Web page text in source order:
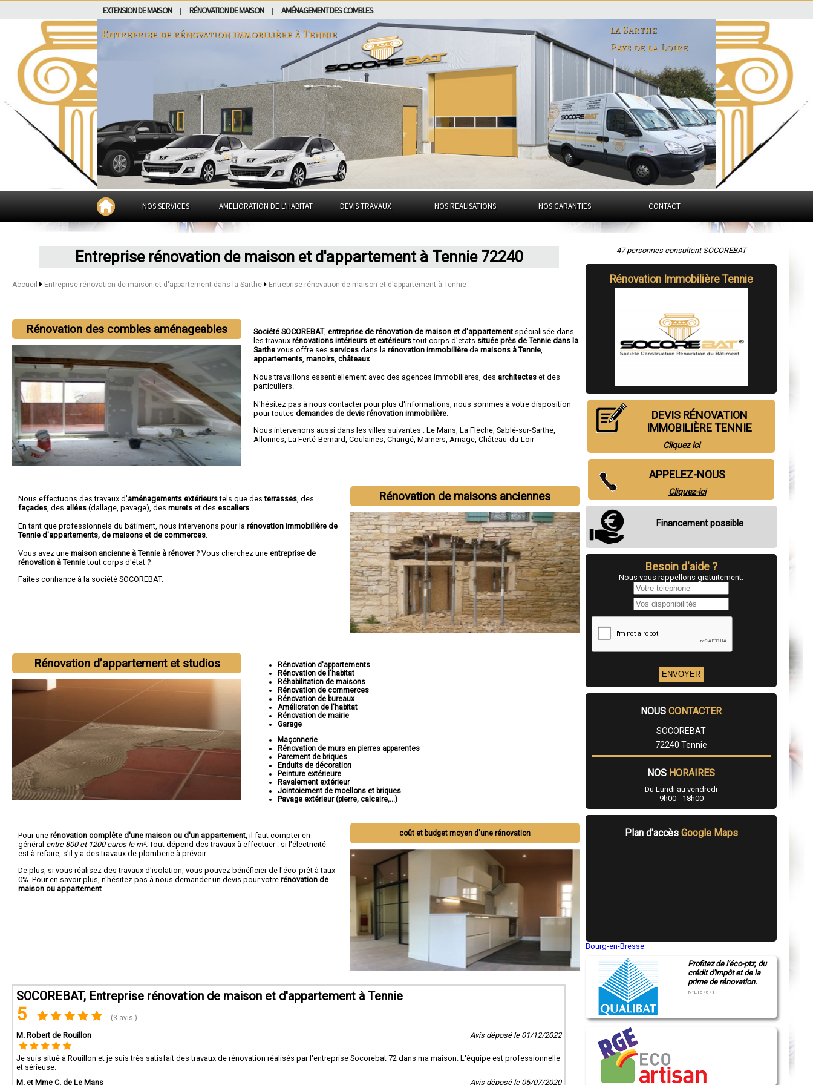
EXTENSION DE MAISON RÉNOVATION DE MAISON AMÉNAGEMENT DES COMBLES
Entreprise de rénovation immobilière àTennie
la Sarthe
Pays de la Loire
NOS SERVICES AMELIORATION DE L'HABITAT DEVIS TRAVAUX NOS REALISATIONS NOS GARANTIES CONTACT
Entreprise rénovation de maison et d'appartement à Tennie 72240
Accueil Entreprise rénovation de maison et d'appartement dans la Sarthe Entreprise rénovation de maison et d'appartement à Tennie
Rénovation des combles aménageables Société SOCOREBAT,entreprise de rénovation de maison et d'appartement spécialisée dans
les travauxrénovations intérieurs et extérieurstout corps d'etats située près de Tennie dans la
Sarthevous offre ses services dans larénovation immobilière demaisons à Tennie
appartements ,manoirs ,châteaux.
Nous travaillons essentiellement avec des agences immobilières, des architectes et des
particuliers.
N'hésitez pas à nous contacter pour plus d'informations, nous sommes à votre disposition
pour toutesdemandes de devis rénovation immobilière
Nous intervenons aussi dans les villes suivantes :Le Mans ,La Flèche ,Sablé-sur-Sarthe
Allonnes ,La Ferté-Bernard ,Coulaines ,Changé ,Mamers Arnage ,Château-du-Loir
Rénovation de maisons anciennes
Nous effectuons des travaux d'aménagements extérieurstels que desterrasses , des
façades , des allées (dallage, pavage), des murets et des escaliers
En tant que professionnels du bâtiment, nous intervenons pour la rénovation immobilière de
Tennie d'appartements, de maisons et de commerces
Vous avez une maison ancienne à Tennie à rénover? Vous cherchez une entreprise de
rénovation à Tennietout corps d'état ?
Faites confiance à la société SOCOREBAT.
Rénovation d’appartement et studios
Rénovation d'appartements
Rénovation de l'habitat
Réhabilitation de maisons
Rénovation de commerces
Rénovation de bureaux
Amélioraton de l'habitat
Rénovation de mairie
Garage
Maçonnerie
Rénovation de murs en pierres apparentes
Parement de briques
Enduits de décoration
Peinture extérieure
Ravalement extérieur
Jointoiement de moellons et briques
Pavage extérieur (pierre, calcaire,...)
coût et budget moyen d'une rénovation
Pour une rénovation complête d'une maison ou d'un appartement , il faut compter en
général entre 800 et 1200 euros le m². Tout dépend des travaux à effectuer : si l'électricité
est à refaire, s'il y a des travaux de plomberie à prévoir...
De plus, si vous réalisez des travaux d'isolation, vous pouvez bénéficier de l'éco-prêt à taux
0%. Pour en savoir plus, n'hésitez pas à nous demander un devis pour votre rénovation de
maison ou appartement
SOCOREBAT, Entreprise rénovation de maison et d'appartement à Tennie
5 (3 avis )
M. Robert de Rouillon Avis déposé le 01/12/2022
Je suis situé à Rouillon et je suis très satisfait des travaux de rénovation réalisés par l'entreprise Socorebat 72 dans ma maison. L'équipe est professionnelle
et sérieuse.
M. et Mme C. de Le Mans
Avis déposé le 05/07/2020
47 personnes consultent SOCOREBAT
Rénovation Immobilière Tennie
DEVIS RÉNOVATION
IMMOBILIÈRE TENNIE
Cliquez ici
APPELEZ-NOUS
Cliquez-ici
Financement possible
Besoin d'aide ?
Nous vous rappellons gratuitement.
NOUS CONTACTER
SOCOREBAT
72240 Tennie
NOS HORAIRES
Du Lundi au vendredi
9h00 - 18h00
Plan d'accès Google Maps
Bourg-en-Bresse
Montluçon
Manosque
Gap
Charleville-Mézières
Pamiers
Narbonne
Rodez
Marseille
Caen
Angoulême
Profitez de l'éco-ptz, du
crédit d'impôt et de la
prime de rénovation.
N°E157671